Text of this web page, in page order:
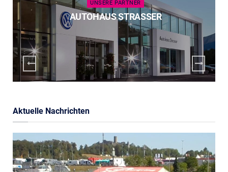
UNSERE PARTNER
AUTOHAUS STRASSER
Aktuelle Nachrichten